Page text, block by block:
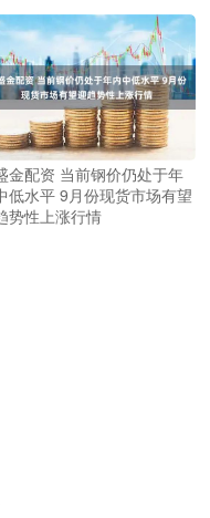
金配资 当前钢价仍处于年
低水平 9月份现货市场有望
势性上涨行情